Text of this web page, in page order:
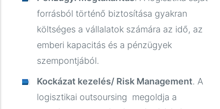
forrásból történő biztosítása gyakran
költséges a vállalatok számára az idő, az
emberi kapacitás és a pénzügyek
szempontjából.
Kockázat kezelés/ Risk Management. A
logisztikai outsoursing megoldja a